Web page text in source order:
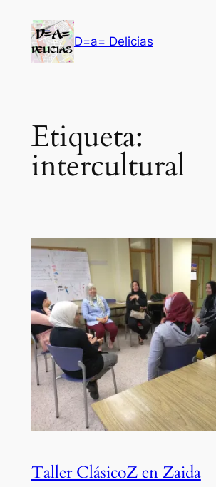
contenido
D=a= Delicias
Etiqueta:
intercultural
Taller ClásicoZ en Zaida